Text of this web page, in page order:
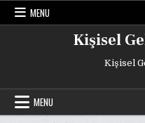
Skip
MENU
Kişisel
Kişisel
MENU